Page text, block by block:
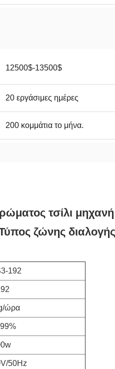
12500$-13500$
20 εργάσιμες ημέρες
200 κομμάτια το μήνα.
τσίλι
ζώνης
192
ώρα
50Hz